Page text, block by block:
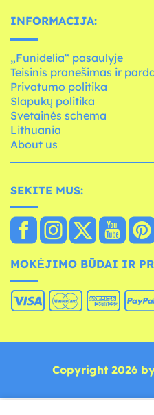
INFORMACIJA:
„Funidelia“ pasaulyje
Teisinis pranešimas ir
Privatumo politika
Slapukų politika
Svetainės schema
Lithuania
About us
SEKITE MUS:
MOKĖJIMO BŪDAI IR
Copyright 2026